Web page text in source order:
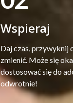
Wspieraj
Daj czas, przywyknij
zmienić. Może się
dostosować się do
odwrotnie!